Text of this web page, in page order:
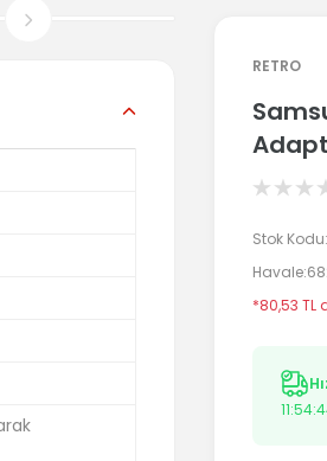
RETRO
Stok Kodu
Havale
*80,53 TL